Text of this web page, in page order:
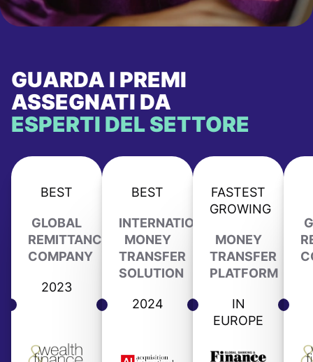
GUARDA I PREMI
ASSEGNATI DA
ESPERTI DEL SETTORE
BEST
GLOBAL
REMITTANCE
COMPANY
2023
BEST
INTERNATIONAL
MONEY
TRANSFER
SOLUTION
2024
FASTEST
GROWING
MONEY
TRANSFER
PLATFORM
IN
EUROPE